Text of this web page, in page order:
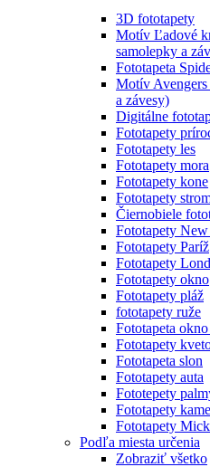
3D fototapety
Motív Ľadové
samolepky a
Fototapeta
Motív Avengers
a závesy)
Digitálne
Fototapety
Fototapety les
Fototapety mora
Fototapety kone
Fototapety
Čiernobiele
Fototapety
Fototapety Paríž
Fototapety
Fototapety okno
Fototapety pláž
fototapety ruže
Fototapeta
Fototapety
Fototapeta slon
Fototapety auta
Fototepety
Fototapety
Fototapety
Podľa miesta určenia
Zobraziť všetko